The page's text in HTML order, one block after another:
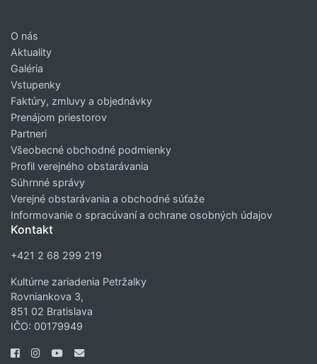
O nás
Aktuality
Galéria
Vstupenky
Faktúry, zmluvy a objednávky
Prenájom priestorov
Partneri
Všeobecné obchodné podmienky
Profil verejného obstarávania
Súhrnné správy
Verejné obstarávania a obchodné súťaže
Informovanie o spracúvaní a ochrane osobných údajov
Kontakt
+421 2 68 299 219
Kultúrne zariadenia Petržalky
Rovniankova 3,
851 02 Bratislava
IČO: 00179949